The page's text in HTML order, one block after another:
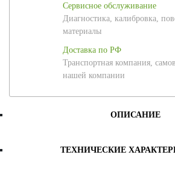
Сервисное обслуживание
Диагностика, калибровка,
материалы
Доставка по РФ
Транспортная компания,
нашей компании
ОПИСАНИЕ
ТЕХНИЧЕСКИЕ